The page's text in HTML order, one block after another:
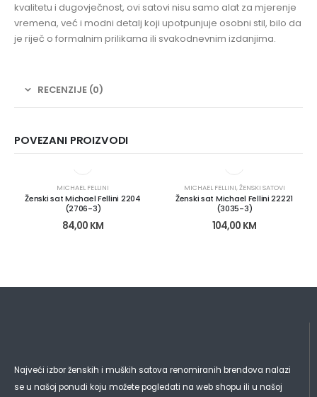
kvalitetu i dugovječnost, ovi satovi nisu samo alat za mjerenje
vremena, već i modni detalj koji upotpunjuje osobni stil, bilo da
je riječ o formalnim prilikama ili svakodnevnim izdanjima.
RECENZIJE (0)
POVEZANI PROIZVODI
MICHAEL FELLINI
Ženski sat Michael Fellini 2204
(2706-3)
84,00 KM
MICHAEL FELLINI,ŽENSKI SATOVI
Ženski sat Michael Fellini 22221
(3035-3)
104,00 KM
Najveći izbor ženskih i muških satova renomiranih brendova nalazi
se u našoj ponudi koju možete pogledati na web shopu ili u našoj